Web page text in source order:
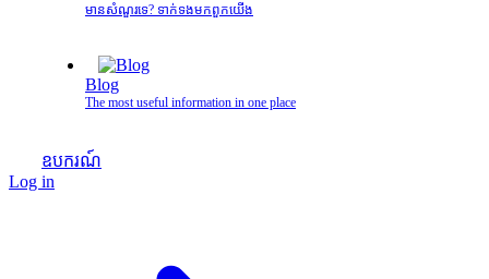
មានសំណួរទេ? ទាក់ទងមកពួកយើង
Blog
The most useful information in one place
ឧបករណ៍
Log in